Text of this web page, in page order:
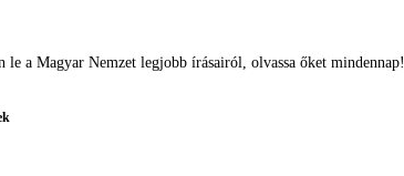
le a Magyar Nemzet legjobb írásairól, olvassa őket mindennap!